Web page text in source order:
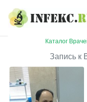
Каталог
Запись к